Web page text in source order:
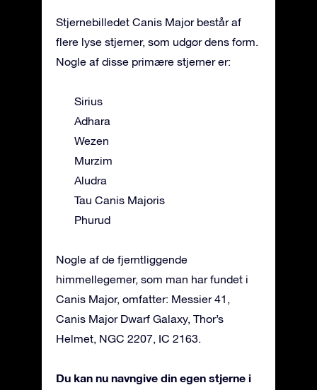
Stjernebilledet Canis Major består af
flere lyse stjerner, som udgør dens form.
Nogle af disse primære stjerner er:
Sirius
Adhara
Wezen
Murzim
Aludra
Tau Canis Majoris
Phurud
Nogle af de fjerntliggende
himmellegemer, som man har fundet i
Canis Major, omfatter: Messier 41,
Canis Major Dwarf Galaxy, Thor’s
Helmet, NGC 2207, IC 2163.
Du kan nu navngive din egen stjerne i